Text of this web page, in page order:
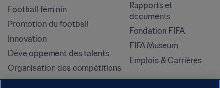
Football féminin
Promotion du football
Innovation
Développement des talents
Organisation des compétitions
Développement durable
Rapports et
documents
Fondation FIFA
FIFA Museum
Emplois & Carrières